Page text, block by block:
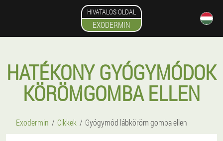
HIVATALOS OLDAL
EXODERMIN
HATÉKONY GYÓGYMÓDOK
KÖRÖMGOMBA ELLEN
Exodermin Cikkek Gyógymód lábköröm gomba ellen